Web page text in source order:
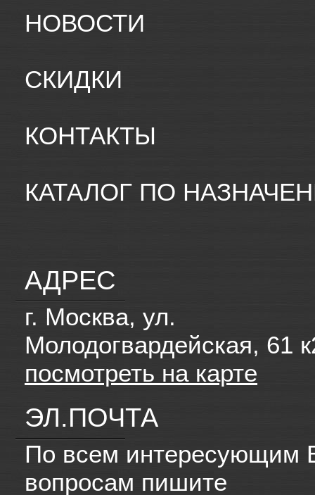
НОВОСТИ
СКИДКИ
КОНТАКТЫ
КАТАЛОГ ПО
АДРЕС
г. Москва, ул.
Молодогвардейская, 61
посмотреть на карте
ЭЛ.ПОЧТА
По всем интересующим
вопросам пишите